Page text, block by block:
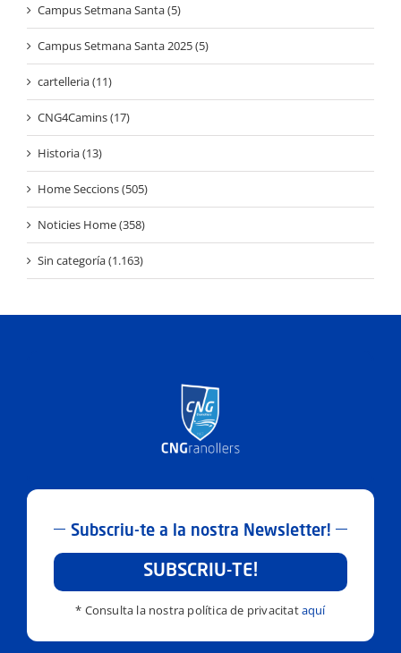
Campus Setmana Santa (5)
Campus Setmana Santa 2025 (5)
cartelleria (11)
CNG4Camins (17)
Historia (13)
Home Seccions (505)
Noticies Home (358)
Sin categoría (1.163)
Subscriu-te a la nostra Newsletter!
SUBSCRIU-TE!
* Consulta la nostra política de privacitataquí